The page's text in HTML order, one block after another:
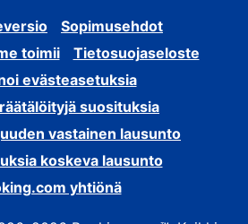
Sopimusehdot
toimii
Tietosuojaseloste
evästeasetuksia
suosituksia
vastainen lausunto
koskeva lausunto
yhtiönä